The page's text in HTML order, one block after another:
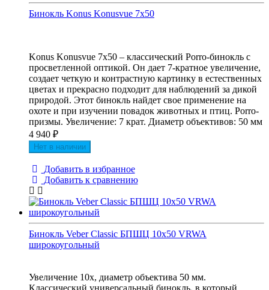
Бинокль Konus Konusvue 7x50
Konus Konusvue 7x50 – классический Porro-бинокль с
просветленной оптикой. Он дает 7-кратное увеличение,
создает четкую и контрастную картинку в естественных
цветах и прекрасно подходит для наблюдений за дикой
природой. Этот бинокль найдет свое применение на
охоте и при изучении повадок животных и птиц. Porro-
призмы. Увеличение: 7 крат. Диаметр объективов: 50 мм
4 940 ₽
Нет в наличии
Добавить в избранное
Добавить к сравнению
Бинокль Veber Classic БПШЦ 10x50 VRWA
широкоугольный
Увеличение 10х, диаметр объектива 50 мм.